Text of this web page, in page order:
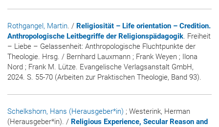
Rothgangel, Martin. / Religiosität – Life orientation – Credition.
Anthropologische Leitbegriffe der Religionspädagogik. Freiheit
– Liebe – Gelassenheit: Anthropologische Fluchtpunkte der
Theologie. Hrsg. / Bernhard Lauxmann ; Frank Weyen ; Ilona
Nord ; Frank M. Lütze. Evangelische Verlagsanstalt GmbH,
2024. S. 55-70 (Arbeiten zur Praktischen Theologie, Band 93).
Schelkshorn, Hans (Herausgeber*in) ; Westerink, Herman
(Herausgeber*in). / Religious Experience, Secular Reason and